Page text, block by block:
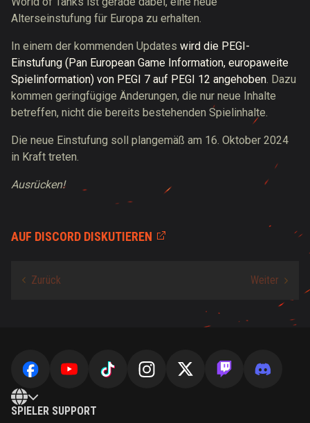
Alterseinstufung für Europa zu erhalten.
In einem der kommenden Updates wird die PEGI-
Einstufung (Pan European Game Information, europaweite
Spielinformation) von PEGI 7 auf PEGI 12 angehoben. Dazu
kommen geringfügige Änderungen, die nur neue Inhalte
betreffen, nicht die bereits bestehenden Spielinhalte.
Die neue Einstufung soll plangemäß am 16. Oktober 2024
in Kraft treten.
Ausrücken!
AUF DISCORD DISKUTIEREN
SPIELER SUPPORT